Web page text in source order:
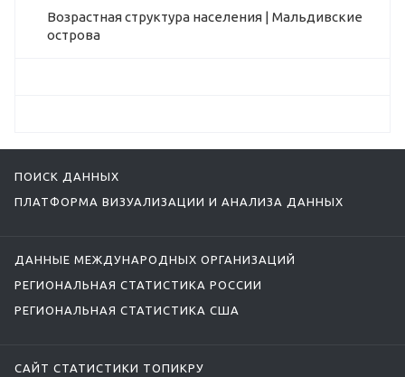
Возрастная структура населения | Мальдивские
острова
ПОИСК ДАННЫХ
ПЛАТФОРМА ВИЗУАЛИЗАЦИИ И АНАЛИЗА ДАННЫХ
ДАННЫЕ МЕЖДУНАРОДНЫХ ОРГАНИЗАЦИЙ
РЕГИОНАЛЬНАЯ СТАТИСТИКА РОССИИ
РЕГИОНАЛЬНАЯ СТАТИСТИКА США
САЙТ СТАТИСТИКИ ТОПИКРУ